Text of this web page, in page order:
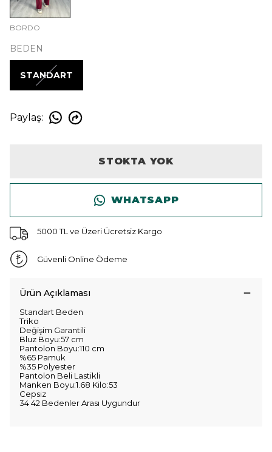
BORDO
BEDEN
STANDART
Paylaş:
STOKTA YOK
WHATSAPP
5000 TL ve Üzeri Ücretsiz Kargo
Güvenli Online Ödeme
Ürün Açıklaması
Standart Beden
Triko
Değişim Garantili
Bluz Boyu:57 cm
Pantolon Boyu:110 cm
%65 Pamuk
%35 Polyester
Pantolon Beli Lastikli
Manken Boyu:1.68 Kilo:53
Cepsiz
34 42 Bedenler Arası Uygundur